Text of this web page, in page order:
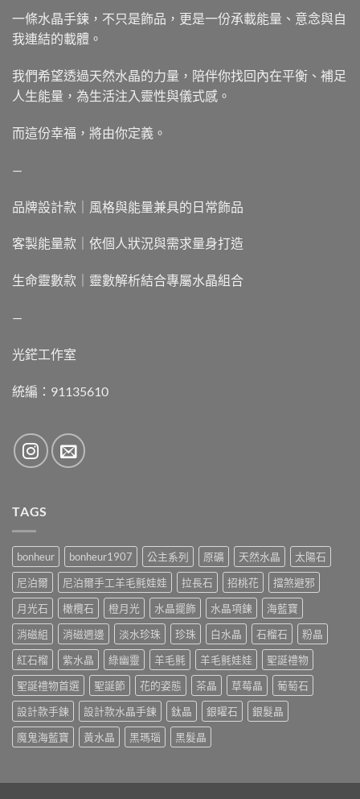
一條水晶手鍊，不只是飾品，更是一份承載能量、意念與自
我連結的載體。
我們希望透過天然水晶的力量，陪伴你找回內在平衡、補足
人生能量，為生活注入靈性與儀式感。
而這份幸福，將由你定義。
—
品牌設計款｜風格與能量兼具的日常飾品
客製能量款｜依個人狀況與需求量身打造
生命靈數款｜靈數解析結合專屬水晶組合
—
光鋩工作室
統編：91135610
TAGS
bonheur bonheur1907 公主系列 原礦 天然水晶
太陽石
尼泊爾
尼泊爾手工羊毛氈娃娃 拉長石 招桃花
擋煞避邪
月光石
橄欖石 橙月光 水晶擺飾 水晶項鍊
海藍寶
消磁組
消磁週邊 淡水珍珠 珍珠 白水晶 石榴石
粉晶
紅石榴
紫水晶 綠幽靈 羊毛氈 羊毛氈娃娃
聖誕禮物
聖誕禮物首選
聖誕節 花的姿態 茶晶 草莓晶
葡萄石
設計款手鍊
設計款水晶手鍊 鈦晶 銀曜石
銀髮晶
魔鬼海藍寶
黃水晶 黑瑪瑙 黑髮晶